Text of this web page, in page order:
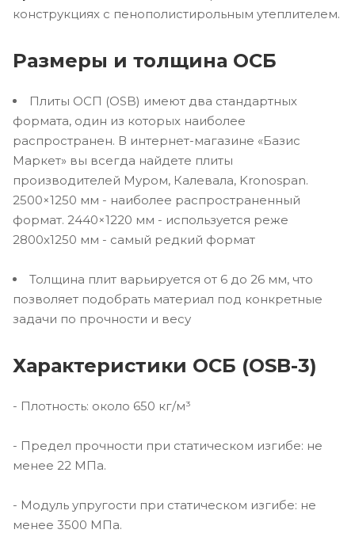
конструкциях с пенополистирольным утеплителем.
Размеры и толщина ОСБ
Плиты ОСП (OSB) имеют два стандартных
формата, один из которых наиболее
распространен. В интернет-магазине «Базис
Маркет» вы всегда найдете плиты
производителей Муром, Калевала, Kronospan.
2500×1250 мм - наиболее распространенный
формат. 2440×1220 мм - используется реже
2800х1250 мм - самый редкий формат
Толщина плит варьируется от 6 до 26 мм, что
позволяет подобрать материал под конкретные
задачи по прочности и весу
Характеристики ОСБ (OSB-3)
- Плотность: около 650 кг/м³
- Предел прочности при статическом изгибе: не
менее 22 МПа.
- Модуль упругости при статическом изгибе: не
менее 3500 МПа.